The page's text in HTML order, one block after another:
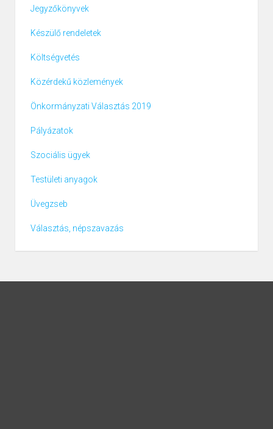
Jegyzőkönyvek
Készülő rendeletek
Költségvetés
Közérdekű közlemények
Önkormányzati Választás 2019
Pályázatok
Szociális ügyek
Testületi anyagok
Üvegzseb
Választás, népszavazás